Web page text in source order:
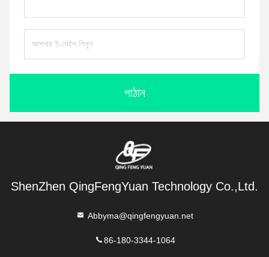
পাঠান
ShenZhen QingFengYuan Technology Co.,Ltd.
Abbyma@qingfengyuan.net
86-180-3344-1064